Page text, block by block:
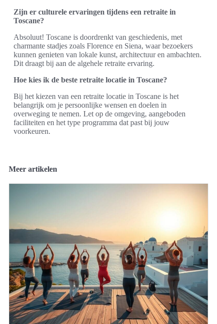
Zijn er culturele ervaringen tijdens een retraite in
Toscane?
Absoluut! Toscane is doordrenkt van geschiedenis, met
charmante stadjes zoals Florence en Siena, waar bezoekers
kunnen genieten van lokale kunst, architectuur en ambachten.
Dit draagt bij aan de algehele retraite ervaring.
Hoe kies ik de beste retraite locatie in Toscane?
Bij het kiezen van een retraite locatie in Toscane is het
belangrijk om je persoonlijke wensen en doelen in
overweging te nemen. Let op de omgeving, aangeboden
faciliteiten en het type programma dat past bij jouw
voorkeuren.
Meer artikelen